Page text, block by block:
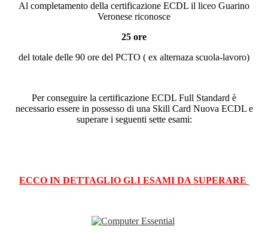
Al completamento della certificazione ECDL il liceo Guarino
Veronese riconosce
25 ore
del totale delle 90 ore del PCTO ( ex alternaza scuola-lavoro)
Per conseguire la certificazione ECDL Full Standard è
necessario essere in possesso di una Skill Card Nuova ECDL e
superare i seguenti sette esami:
ECCO IN DETTAGLIO GLI ESAMI DA SUPERARE